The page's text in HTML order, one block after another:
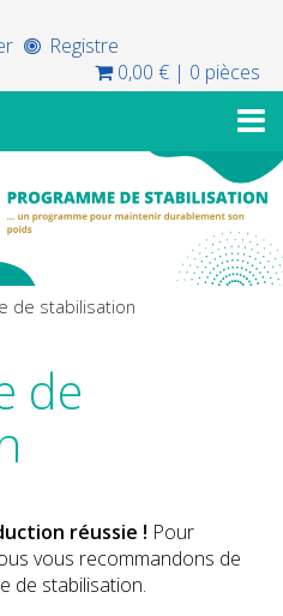
Registre
0,00 € | 0 pièces
de stabilisation
de
réussie ! Pour
vous recommandons de
de stabilisation.